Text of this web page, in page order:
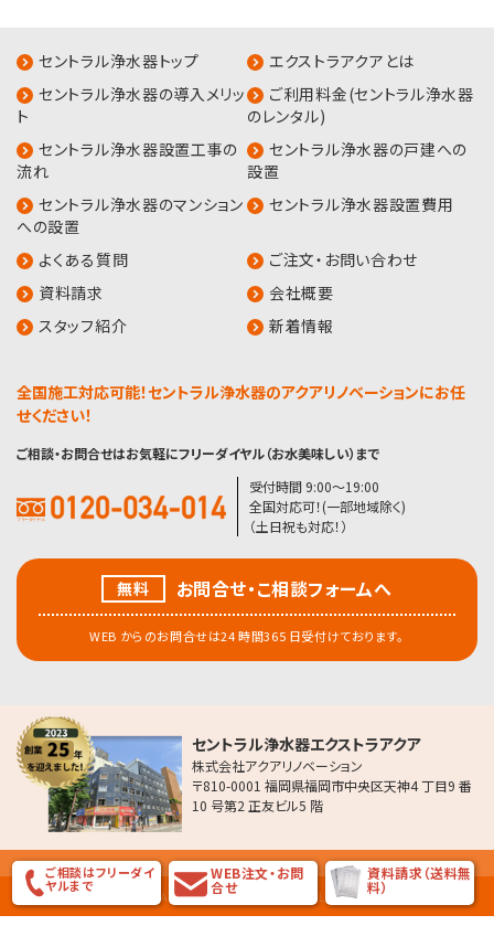
セントラル浄水器トップ
エクストラアクアとは
セントラル浄水器の導入メリッ
ト
ご利用料金(セントラル浄水器
のレンタル)
セントラル浄水器設置工事の
流れ
セントラル浄水器の戸建への
設置
セントラル浄水器のマンション
への設置
セントラル浄水器設置費用
よくある質問
ご注文・お問い合わせ
資料請求
会社概要
スタッフ紹介
新着情報
全国施工対応可能！セントラル浄水器のアクアリノベーションにお任
せください！
ご相談・お問合せはお気軽にフリーダイヤル（お水美味しい）まで
受付時間 9:00〜19:00
全国対応可！(一部地域除く)
（土日祝も対応！）
無料 お問合せ・こ相談フォームへ
WEB からのお問合せは24 時間365 日受付けております。
セントラル浄水器エクストラアクア
株式会社アクアリノベーション
〒810-0001 福岡県福岡市中央区天神4 丁目9 番
10 号第2 正友ビル5 階
COPYRIGHT (C) AQUA Renovation Co.Ltd ALL RIGHT RESERVED
ご相談はフリーダイ
ヤルまで
WEB注文・お問
合せ
資料請求（送料無
料）